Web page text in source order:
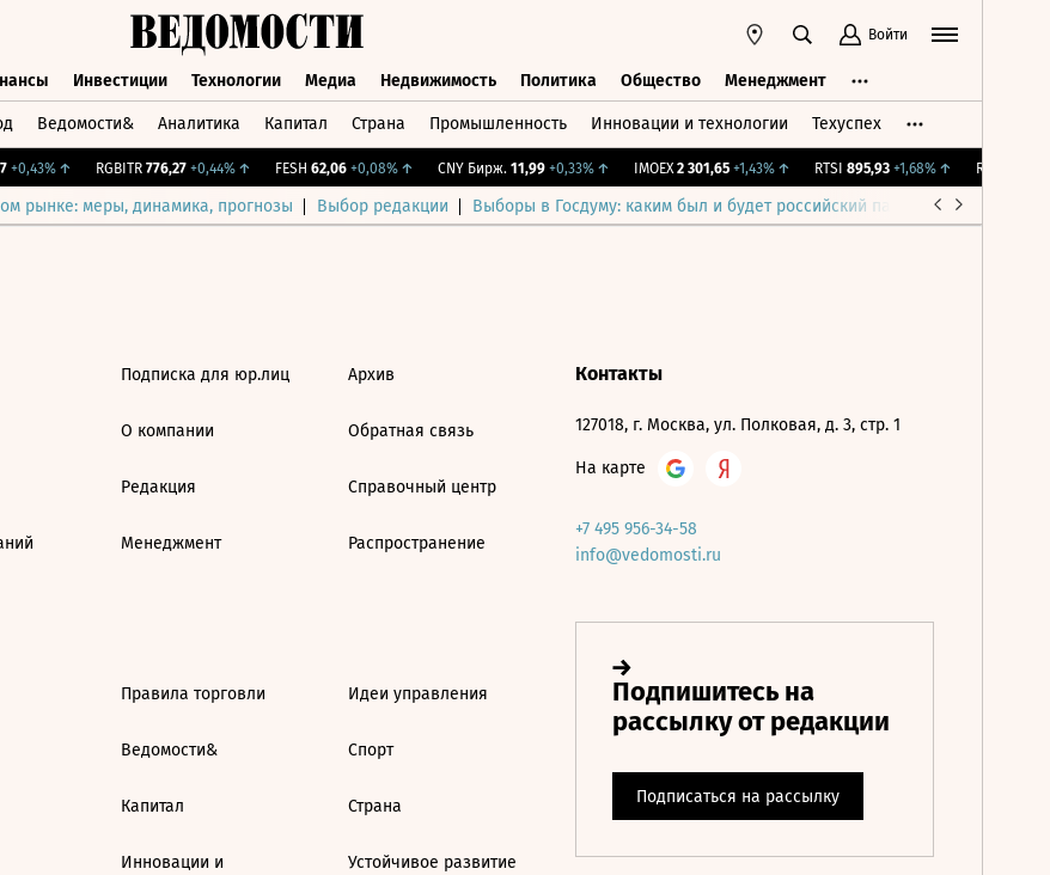
Войти
Инвестиции Технологии Медиа Недвижимость Политика Общество Менеджмент
Ведомости& Аналитика Капитал Страна Промышленность Инновации и технологии Техуспех
+0,43%↑ RGBITR 776,27 +0,44%↑ FESH 62,06 +0,08%↑ CNY Бирж. 11,99 +0,33%↑ IMOEX 2 301,65 +1,43%↑ RTSI 895,93 +1,68%↑ RGBI
рынке: меры, динамика, прогнозы Выбор редакции Выборы в Госдуму: каким был и будет российский парламент
Подписка для юр.лиц
О компании
Редакция
Менеджмент
Архив
Обратная связь
Справочный центр
Распространение
Правила торговли
Ведомости&
Капитал
Инновации и
Идеи управления
Спорт
Страна
Устойчивое развитие
Контакты
127018, г. Москва, ул. Полковая, д. 3, стр. 1
На карте
+7 495 956-34-58
info@vedomosti.ru